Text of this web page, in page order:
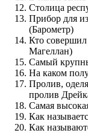
Столица
Прибор для
(Барометр)
Кто совершил
Магеллан)
Самый
На каком
Пролив,
пролив
Самая
Как
Как